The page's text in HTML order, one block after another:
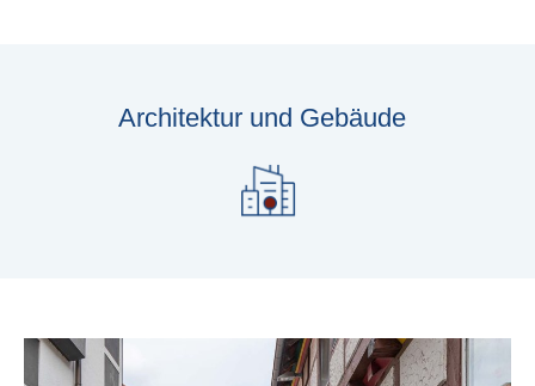
Architektur und Gebäude